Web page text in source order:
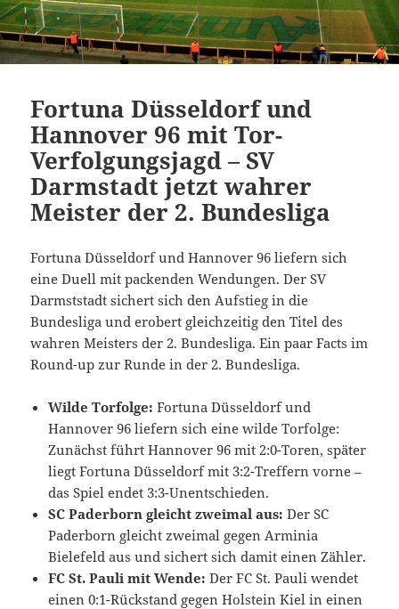
Fortuna Düsseldorf und
Hannover 96 mit Tor-
Verfolgungsjagd – SV
Darmstadt jetzt wahrer
Meister der 2. Bundesliga
Fortuna Düsseldorf und Hannover 96 liefern sich
eine Duell mit packenden Wendungen. Der SV
Darmststadt sichert sich den Aufstieg in die
Bundesliga und erobert gleichzeitig den Titel des
wahren Meisters der 2. Bundesliga. Ein paar Facts im
Round-up zur Runde in der 2. Bundesliga.
Wilde Torfolge: Fortuna Düsseldorf und
Hannover 96 liefern sich eine wilde Torfolge:
Zunächst führt Hannover 96 mit 2:0-Toren, später
liegt Fortuna Düsseldorf mit 3:2-Treffern vorne –
das Spiel endet 3:3-Unentschieden.
SC Paderborn gleicht zweimal aus: Der SC
Paderborn gleicht zweimal gegen Arminia
Bielefeld aus und sichert sich damit einen Zähler.
FC St. Pauli mit Wende: Der FC St. Pauli wendet
einen 0:1-Rückstand gegen Holstein Kiel in einen